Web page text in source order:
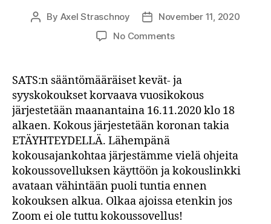
Post
By Axel Straschnoy
PostNovember 11, 2020
No Commentson
SATS:n sääntömääräiset kevät- ja
syyskokoukset korvaava vuosikokous
järjestetään maanantaina 16.11.2020 klo 18
alkaen. Kokous järjestetään koronan takia
ETÄYHTEYDELLÄ. Lähempänä
kokousajankohtaa järjestämme vielä ohjeita
kokoussovelluksen käyttöön ja kokouslinkki
avataan vähintään puoli tuntia ennen
kokouksen alkua. Olkaa ajoissa etenkin jos
Zoom ei ole tuttu kokoussovellus!